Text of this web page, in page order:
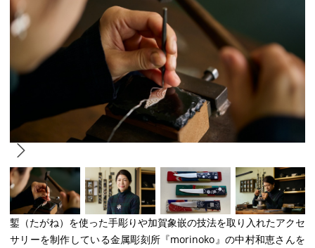
鏨（たがね）を使った手彫りや加賀象嵌の技法を取り入れたアクセ
サリーを制作している金属彫刻所『morinoko』の中村和恵さんを